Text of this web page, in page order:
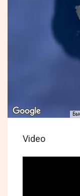
Video